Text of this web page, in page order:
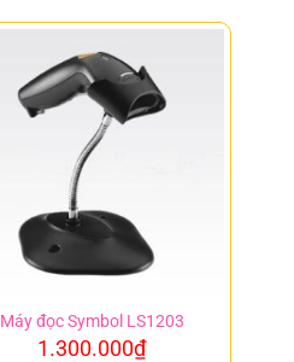
Máy đọc Symbol LS1203
1.300.000₫